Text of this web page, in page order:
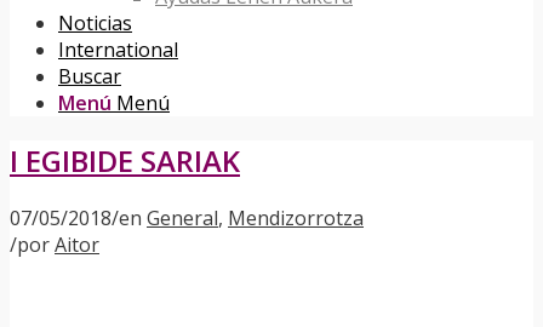
Noticias
International
Buscar
Menú Menú
I EGIBIDE SARIAK
07/05/2018/en General, Mendizorrotza
/porAitor